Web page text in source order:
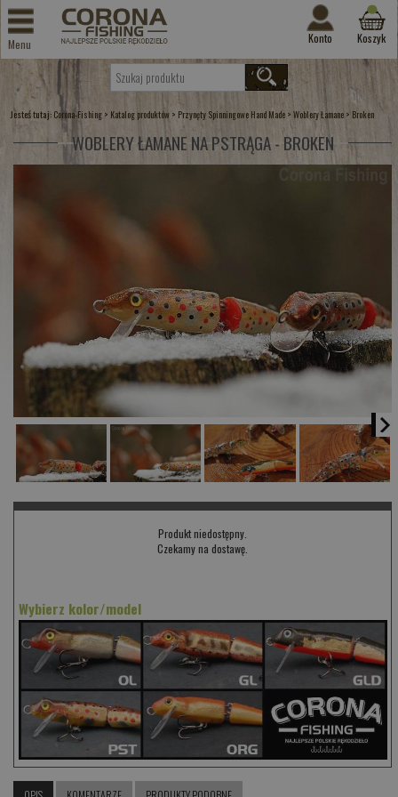
Menu Konto Koszyk
Jesteś tutaj: Corona-Fishing > Katalog produktów > Przynęty Spinningowe Hand Made >Woblery Łamane > Broken
WOBLERY ŁAMANE NA PSTRĄGA - BROKEN
Produkt niedostępny.
Czekamy na dostawę.
Wybierz kolor/model